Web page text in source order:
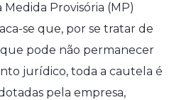
Provisória (MP)
se que, por se tratar de
pode não permanecer
jurídico, toda a cautela é
pela empresa,